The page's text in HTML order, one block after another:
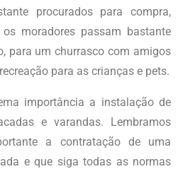
procurados para compra,
moradores passam bastante
para um churrasco com amigos
para as crianças e pets.
importância a instalação de
e varandas. Lembramos
a contratação de uma
e que siga todas as normas